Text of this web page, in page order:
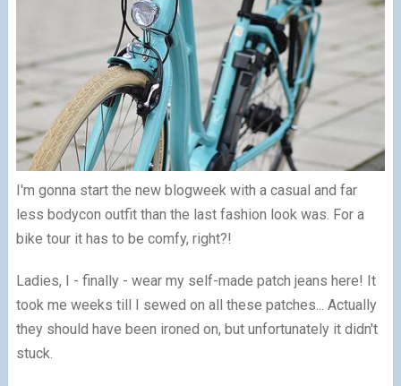
I'm gonna start the new blogweek with a casual and far
less bodycon outfit than the last fashion look was. For a
bike tour it has to be comfy, right?!
Ladies, I - finally - wear my self-made patch jeans here! It
took me weeks till I sewed on all these patches... Actually
they should have been ironed on, but unfortunately it didn't
stuck.